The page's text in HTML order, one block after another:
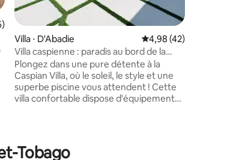
: 4,8 sur 5
moyenne sur la base de 16 commentaires : 4,94 sur 5
Villa ⋅ D'Abadie Évaluation moyenne
4,98 (42)
Villa caspienne : paradis au bord de la
piscine
Plongez dans une pure détente à la
Caspian Villa, où le soleil, le style et une
superbe piscine vous attendent ! Cette
villa confortable dispose d'équipements
pour les familles. Idéal pour les couples
ou les voyageurs seuls, profitez des
Tobago